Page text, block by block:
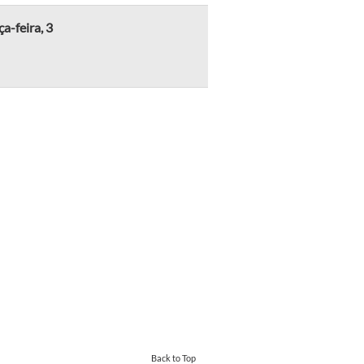
feira, 3
Back to Top